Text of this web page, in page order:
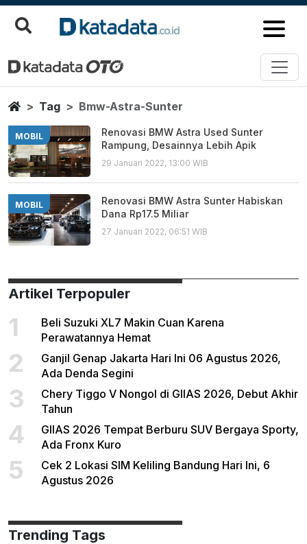
Bmw Astra Sunter
Berita Terbaru
HomeTag Bmw-Astra-Sunter
MOBIL
Renovasi BMW Astra Used Sunter
Rampung, Desainnya Lebih Apik
29 Januari 2022, 13:00 WIB
MOBIL
Renovasi BMW Astra Sunter Habiskan
Dana Rp17.5 Miliar
27 Januari 2022, 06:51 WIB
Artikel Terpopuler
1
Beli Suzuki XL7 Makin Cuan Karena
Perawatannya Hemat
2
Ganjil Genap Jakarta Hari Ini 06 Agustus 2026,
Ada Denda Segini
3
Chery Tiggo V Nongol di GIIAS 2026, Debut Akhir
Tahun
4
GIIAS 2026 Tempat Berburu SUV Bergaya Sporty,
Ada Fronx Kuro
5
Cek 2 Lokasi SIM Keliling Bandung Hari Ini, 6
Agustus 2026
Trending Tags